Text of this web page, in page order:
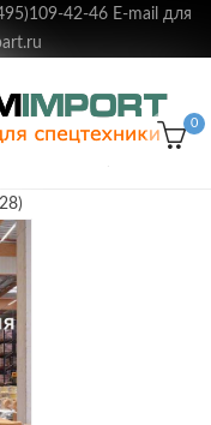
42-46 E-mail для
0